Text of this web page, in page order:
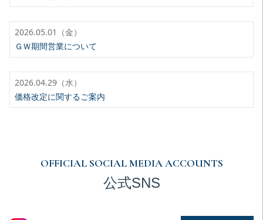
2026.05.01（金）
ＧＷ期間営業について
2026.04.29（水）
価格改定に関するご案内
OFFICIAL SOCIAL MEDIA ACCOUNTS
公式SNS